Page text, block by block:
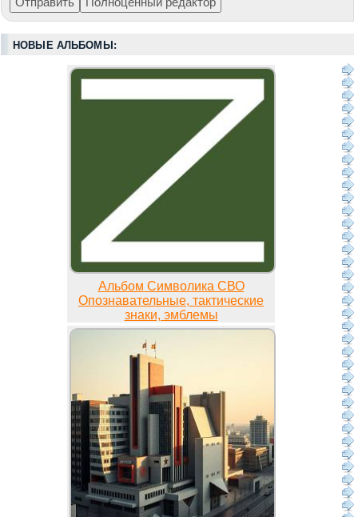
НОВЫЕ АЛЬБОМЫ:
Альбом Символика СВО
Опознавательные, тактические
знаки, эмблемы